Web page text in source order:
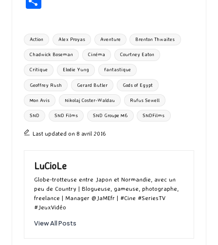
o
o
k
d
o
n
l
ky bl
r
ds
ta
g
er
Tags:
Action Alex Proyas Aventure Brenton Thwaites
Chadwick Boseman Cinéma Courtney Eaton
Critique Elodie Yung fantastique
Geoffrey Rush Gerard Butler Gods of Egypt
Mon Avis Nikolaj Coster-Waldau Rufus Sewell
SND SND Films SND Groupe M6 SNDFilms
Last updated on 8 avril 2016
LuCioLe
Globe-trotteuse entre Japon et Normandie, avec un
peu de Country | Blogueuse, gameuse, photographe,
freelance | Manager @JaMEfr | #Cine #SeriesTV
#JeuxVidéo
View All Posts